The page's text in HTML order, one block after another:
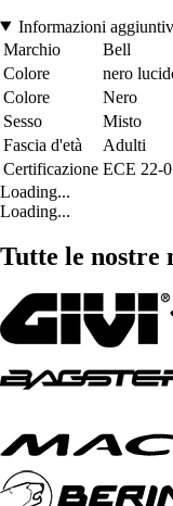
Informazioni
Marchio
Bell
Colore
nero
Colore
Nero
Sesso
Misto
Fascia d'età
Adulti
Certificazione ECE 22-
Loading...
Loading...
Tutte le nostre